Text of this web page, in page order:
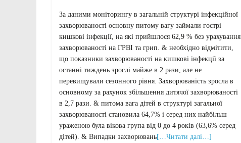
За даними моніторингу в загальній структурі інфекційної
захворюваності основну питому вагу займали гострі
кишкові інфекції, на які прийшлося 62,9 % без урахування
захворюваності на ГРВІ та грип. & необхідно відмітити,
що показники захворюваності на кишкові інфекції за
останні тиждень зрослі майже в 2 рази, але не
перевищували сезонного рівня. Захворюваність зросла в
основному за рахунок збільшення дитячої захворюваності
в 2,7 рази. & питома вага дітей в структурі загальної
захворюваності становила 64,7% і серед них найбільш
ураженою була вікова група від 0 до 4 років (63,6% серед
дітей). & Випадки захворювань[…Читати далі…]